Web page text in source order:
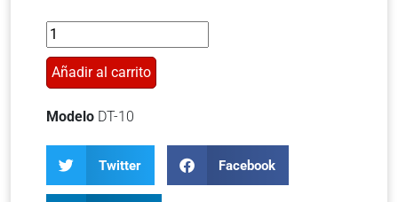
Añadir al carrito
Modelo DT-10
Twitter Facebook